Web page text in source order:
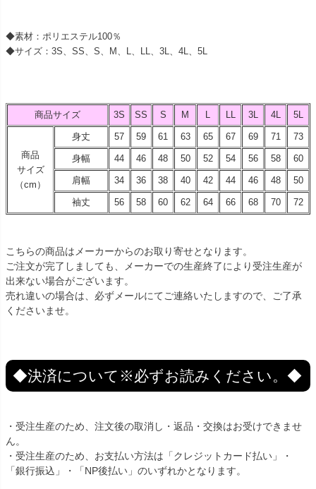
◆素材：ポリエステル100％
◆サイズ：3S、SS、S、M、L、LL、3L、4L、5L
商品サイズ 3S SS S M L LL 3L 4L 5L
商品
サイズ
（cm）
身丈 57 59 61 63 65 67 69 71 73
身幅 44 46 48 50 52 54 56 58 60
肩幅 34 36 38 40 42 44 46 48 50
袖丈 56 58 60 62 64 66 68 70 72
こちらの商品はメーカーからのお取り寄せとなります。
ご注文が完了しましても、メーカーでの生産終了により受注生産が
出来ない場合がございます。
売れ違いの場合は、必ずメールにてご連絡いたしますので、ご了承
くださいませ。
◆決済について※必ずお読みください。◆
・受注生産のため、注文後の取消し・返品・交換はお受けできませ
ん。
・受注生産のため、お支払い方法は「クレジットカード払い」・
「銀行振込」・「NP後払い」のいずれかとなります。